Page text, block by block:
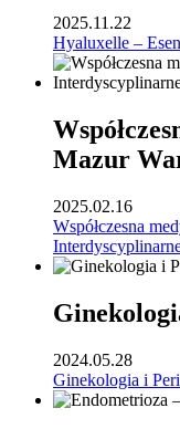
2025.11.22
Hyaluxelle –
Mazur
2025.02.16
Współczesna
2024.05.28
Ginekologia i